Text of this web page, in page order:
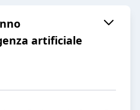
artificiale